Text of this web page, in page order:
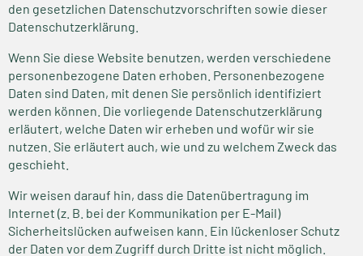
den gesetzlichen Datenschutzvorschriften sowie dieser
Datenschutzerklärung.
Wenn Sie diese Website benutzen, werden verschiedene
personenbezogene Daten erhoben. Personenbezogene
Daten sind Daten, mit denen Sie persönlich identifiziert
werden können. Die vorliegende Datenschutzerklärung
erläutert, welche Daten wir erheben und wofür wir sie
nutzen. Sie erläutert auch, wie und zu welchem Zweck das
geschieht.
Wir weisen darauf hin, dass die Datenübertragung im
Internet (z. B. bei der Kommunikation per E-Mail)
Sicherheitslücken aufweisen kann. Ein lückenloser Schutz
der Daten vor dem Zugriff durch Dritte ist nicht möglich.